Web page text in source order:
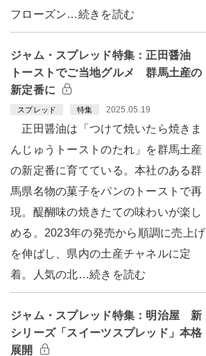
フローズン…続きを読む
ジャム・スプレッド特集：正田醤油
トーストでご当地グルメ 群馬土産の
新定番に
スプレッド 特集 2025.05.19
正田醤油は「つけて焼いたら焼きま
んじゅうトーストのたれ」を群馬土産
の新定番に育てている。本社のある群
馬県名物の菓子をパンのトーストで再
現。醍醐味の焼きたての味わいが楽し
める。2023年の発売から順調に売上げ
を伸ばし、県内の土産チャネルに定
着。人気の北…続きを読む
ジャム・スプレッド特集：明治屋 新
シリーズ「スイーツスプレッド」本格
展開